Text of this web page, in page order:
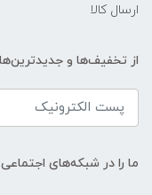
ارسال کالا
از تخفیف‌ها و
ما را در شبکه‌های اجتماعی